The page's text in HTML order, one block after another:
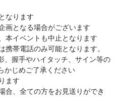
なります
画となる場合がございます
本イベントも中止となります
帯電話のみ可能となります。
、握手やハイタッチ、サイン等の
かじめご了承ください
ます
合、全ての方をお見送りができ